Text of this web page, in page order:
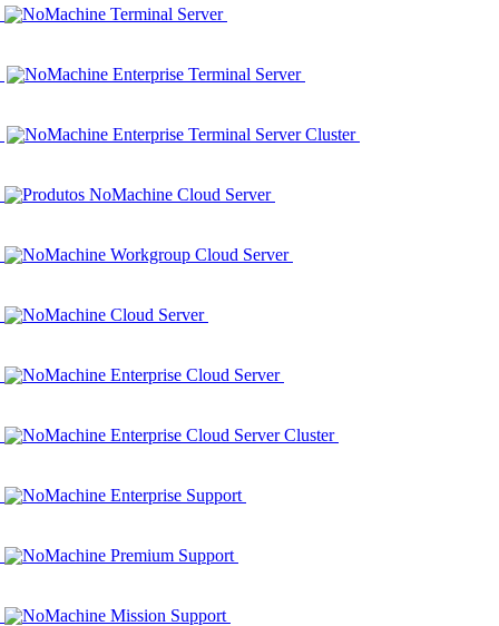
NoMachine Terminal Server
NoMachine Enterprise Terminal Server
NoMachine Enterprise Terminal Server Cluster
Produtos NoMachine Cloud Server
NoMachine Workgroup Cloud Server
NoMachine Cloud Server
NoMachine Enterprise Cloud Server
NoMachine Enterprise Cloud Server Cluster
NoMachine Enterprise Support
NoMachine Premium Support
NoMachine Mission Support